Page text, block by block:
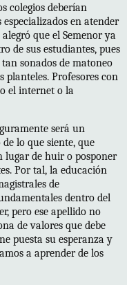
colegios deberían
en atender
que el Semenor ya
de sus estudiantes, pues
sonados de matoneo
planteles. Profesores con
el internet o la
será un
lo que siente, que
lugar de huir o posponer
Por tal, la educación
de
dentro del
pero ese apellido no
de valores que debe
puesta su esperanza y
a aprender de los